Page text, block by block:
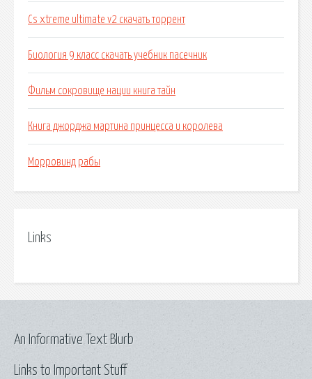
Cs xtreme ultimate v2 скачать торрент
Биология 9 класс скачать учебник пасечник
Фильм сокровище нации книга тайн
Книга джорджа мартина принцесса и королева
Морровинд рабы
Links
Links to Important Stuff
An Informative Text Blurb